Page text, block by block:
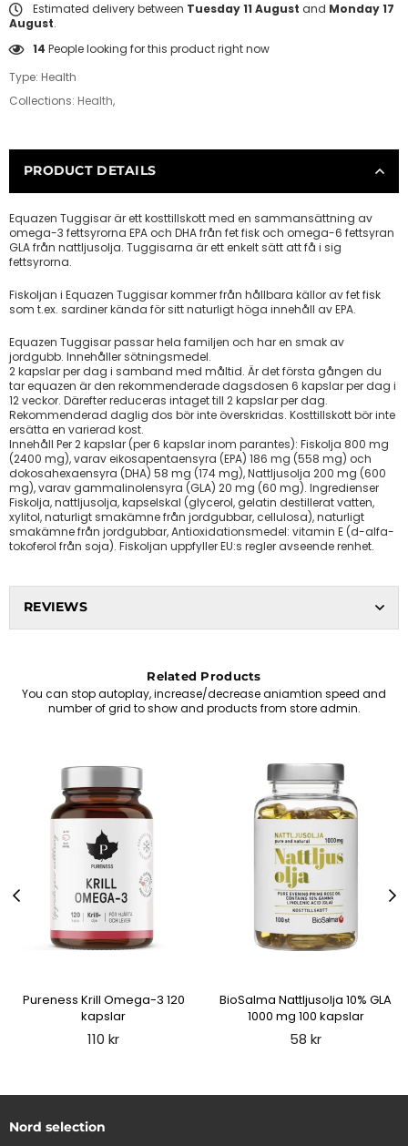
Estimated delivery between Tuesday 11 August and Monday 17
August.
14 People looking for this product right now
Type: Health
Collections: Health,
PRODUCT DETAILS
Equazen Tuggisar är ett kosttillskott med en sammansättning av
omega-3 fettsyrorna EPA och DHA från fet fisk och omega-6 fettsyran
GLA från nattljusolja. Tuggisarna är ett enkelt sätt att få i sig
fettsyrorna.
Fiskoljan i Equazen Tuggisar kommer från hållbara källor av fet fisk
som t.ex. sardiner kända för sitt naturligt höga innehåll av EPA.
Equazen Tuggisar passar hela familjen och har en smak av
jordgubb. Innehåller sötningsmedel.
2 kapslar per dag i samband med måltid. Är det första gången du
tar equazen är den rekommenderade dagsdosen 6 kapslar per dag i
12 veckor. Därefter reduceras intaget till 2 kapslar per dag.
Rekommenderad daglig dos bör inte överskridas. Kosttillskott bör inte
ersätta en varierad kost.
Innehåll Per 2 kapslar (per 6 kapslar inom parantes): Fiskolja 800 mg
(2400 mg), varav eikosapentaensyra (EPA) 186 mg (558 mg) och
dokosahexaensyra (DHA) 58 mg (174 mg), Nattljusolja 200 mg (600
mg), varav gammalinolensyra (GLA) 20 mg (60 mg). Ingredienser
Fiskolja, nattljusolja, kapselskal (glycerol, gelatin destillerat vatten,
xylitol, naturligt smakämne från jordgubbar, cellulosa), naturligt
smakämne från jordgubbar, Antioxidationsmedel: vitamin E (d-alfa-
tokoferol från soja). Fiskoljan uppfyller EU:s regler avseende renhet.
REVIEWS
Related Products
You can stop autoplay, increase/decrease aniamtion speed and
number of grid to show and products from store admin.
Pureness Krill Omega-3 120
kapslar
Regular
110 kr
BioSalma Nattljusolja 10% GLA
1000 mg 100 kapslar
Regular
58 kr
Nord selection